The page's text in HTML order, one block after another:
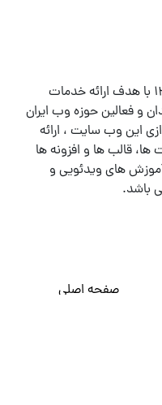
پرشین اسکریپت در سال ۱۳۸۶ با هدف ارائه خدمات
و فعالین حوزه وب ایران
این وب سایت ، ارائه
ها، قالب ها و افزونه ها
های ویدئویی و
باشد.
صفحه اصلی